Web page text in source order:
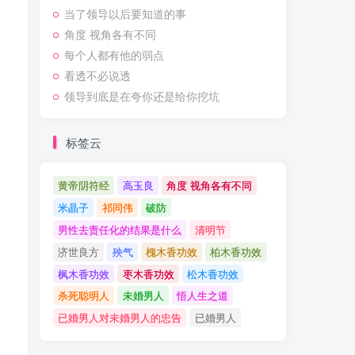
当了领导以后要知道的事
角度 视角各有不同
每个人都有他的弱点
看透不必说透
领导到底是在夸你还是给你挖坑
标签云
黄帝阴符经 高玉良
角度 视角各有不同
米晶子
祁同伟
破防
男性去责任化的结果是什么
清明节
济世良方
殃气 槐木香功效
柏木香功效
枫木香功效
枣木香功效
松木香功效
杀死聪明人
未婚男人
悟人生之道
已婚男人对未婚男人的忠告
已婚男人